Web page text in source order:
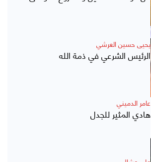
يحيى حسين العرشي
الرئيس الشرعي في ذمة الله
عامر الدميني
هادي المثير للجدل